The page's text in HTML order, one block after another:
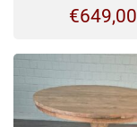
€649,00